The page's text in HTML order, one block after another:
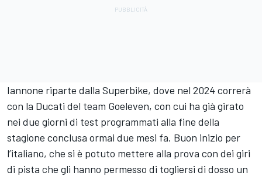
Iannone riparte dalla Superbike, dove nel 2024 correrà
con la Ducati del team Goeleven, con cui ha già girato
nei due giorni di test programmati alla fine della
stagione conclusa ormai due mesi fa. Buon inizio per
l’italiano, che si è potuto mettere alla prova con dei giri
di pista che gli hanno permesso di togliersi di dosso un